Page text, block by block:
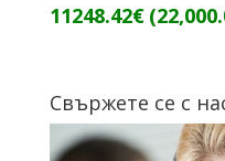
11248.42€
Свържете се с